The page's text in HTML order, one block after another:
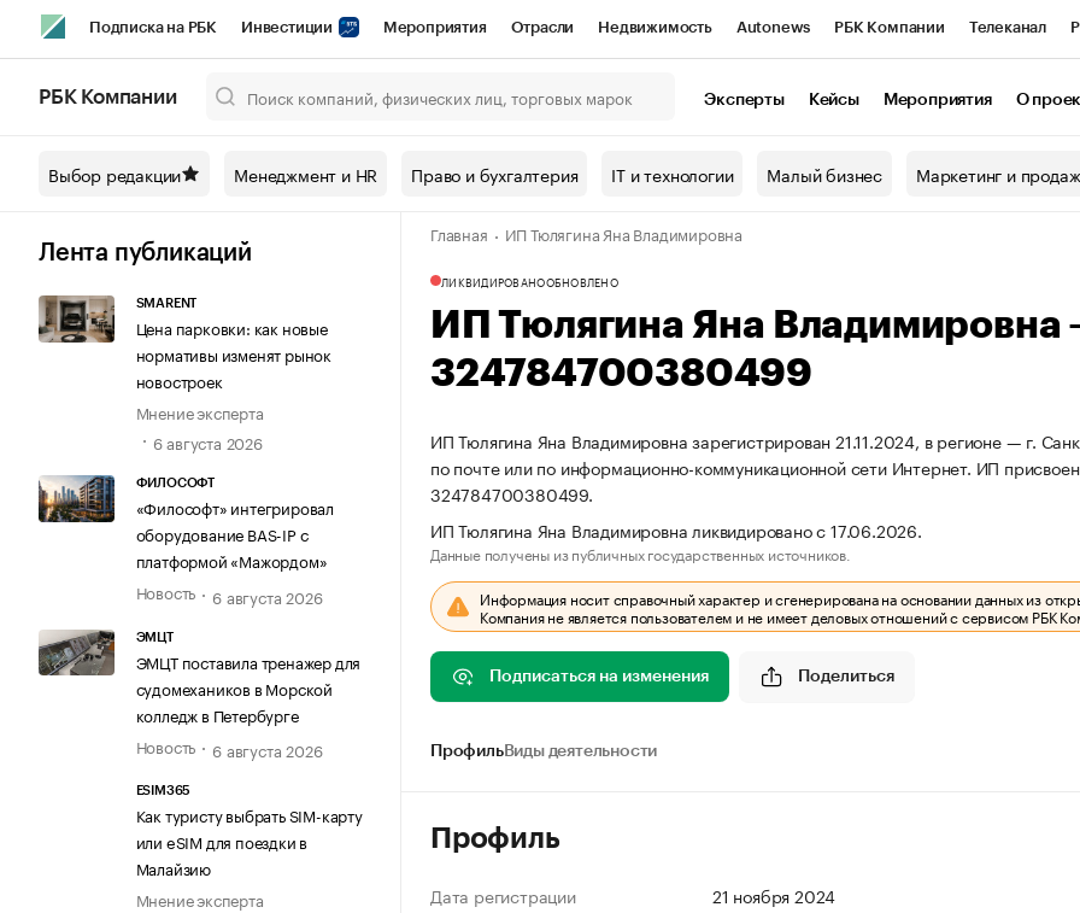
Подписка на РБК Инвестиции Мероприятия Отрасли Недвижимость Autonews РБК Компании Телеканал
Спецпроекты СПб Конференции СПб Спецпроекты Проверка контрагентов
Технологии и медиа Рынок наличной валюты
РБК Компании Эксперты Кейсы Мероприятия О
Выбор редакции Менеджмент и HR Право и бухгалтерия IT и технологии Малый бизнес Маркетинг и
Лента публикаций
SMARENT
Цена парковки: как новые
нормативы изменят рынок
новостроек
Мнение эксперта
6 августа 2026
ФИЛОСОФТ
«Философт» интегрировал
оборудование BAS-IP с
платформой «Мажордом»
Новость
6 августа 2026
ЭМЦТ
ЭМЦТ поставила тренажер для
судомехаников в Морской
колледж в Петербурге
Новость
6 августа 2026
ESIM365
Как туристу выбрать SIM-карту
или eSIM для поездки в
Малайзию
Мнение эксперта
Главная ИП Тюлягина Яна Владимировна
ЛИКВИДИРОВАНООБНОВЛЕНО
ИП Тюлягина Яна
324784700380499
ИП Тюлягина Яна Владимировна зарегистрирован 21.11.2024, в регионе — г.
по почте или по информационно-коммуникационной сети Интернет. ИП
324784700380499.
ИП Тюлягина Яна Владимировна ликвидировано с 17.06.2026.
Данные получены из публичных государственных источников.
Информация носит справочный характер и сгенерирована на основании данных из
Компания не является пользователем и не имеет деловых отношений с сервисом РБК
Подписаться на изменения Поделиться
ПрофильВиды деятельности
Профиль
Дата регистрации
21 ноября 2024